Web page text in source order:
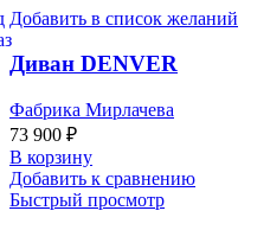
Добавить в список желаний
Диван DENVER
Фабрика Мирлачева
73 900 ₽
В корзину
Добавить к сравнению
Быстрый просмотр